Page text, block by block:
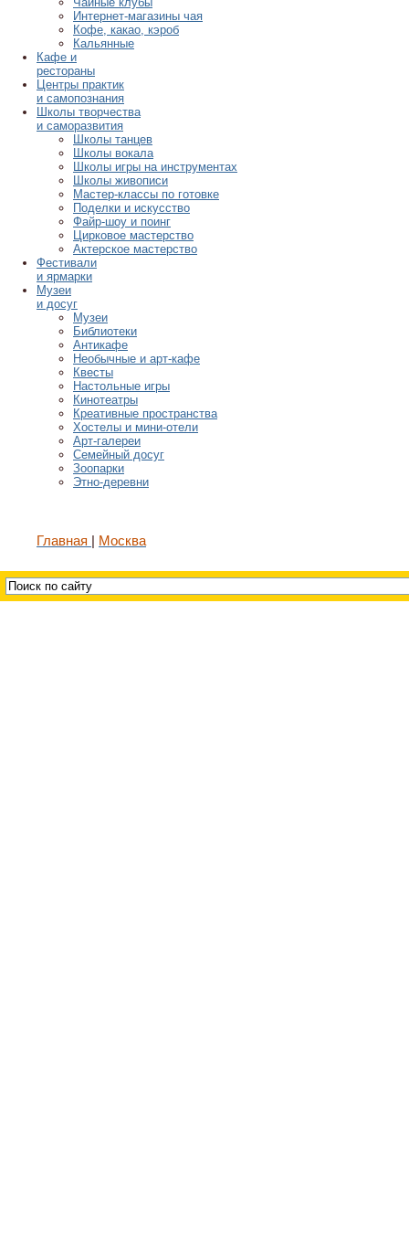
Интернет-магазины чая
Кофе, какао, кэроб
Кальянные
Кафе и
рестораны
Центры практик
и самопознания
Школы творчества
и саморазвития
Школы танцев
Школы вокала
Школы игры на инструментах
Школы живописи
Мастер-классы по готовке
Поделки и искусство
Файр-шоу и поинг
Цирковое мастерство
Актерское мастерство
Фестивали
и ярмарки
Музеи
и досуг
Музеи
Библиотеки
Антикафе
Необычные и арт-кафе
Квесты
Настольные игры
Кинотеатры
Креативные пространства
Хостелы и мини-отели
Арт-галереи
Семейный досуг
Зоопарки
Этно-деревни
Главная Москва